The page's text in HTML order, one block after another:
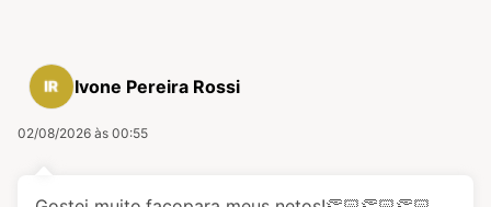
Ivone Pereira Rossi
02/08/2026 às 00:55